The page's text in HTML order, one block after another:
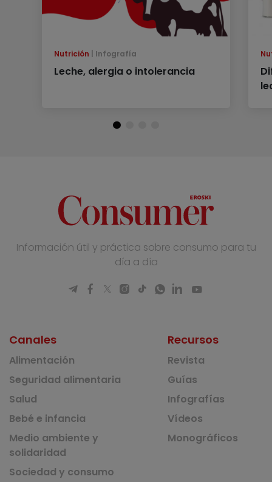
Nutrición Infografía
Leche, alergia o intolerancia
Información útil y práctica sobre consumo para tu
día a día
Canales
Alimentación
Seguridad alimentaria
Salud
Bebé e infancia
Medio ambiente y
solidaridad
Sociedad y consumo
Recursos
Revista
Guías
Infografías
Vídeos
Monográficos